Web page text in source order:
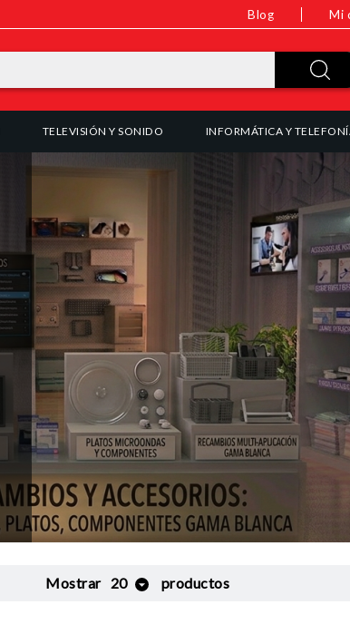
Blog Mi
TELEVISIÓN Y SONIDO INFORMÁTICA Y
Mostrar 20 productos